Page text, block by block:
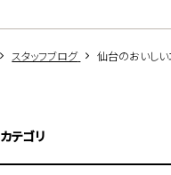
スタッフブログ 仙台のおいし
カテゴリ